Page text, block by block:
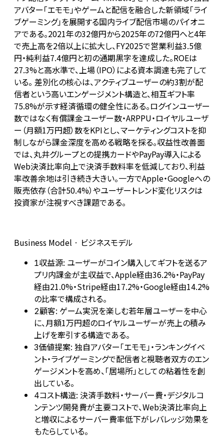
アバター「エモモ」やゲームと配信を融合した新領域「ライ
ブゲーミング」を展開する国内ライブ配信市場のパイオニ
アである。2021年の32億円から2025年の72億円へと4年
で売上高を2倍以上に拡大し、FY2025で営業利益3.5億
円・純利益7.4億円と初の通期黒字を達成した。ROEは
27.3%と高水準で、上場（IPO）による資本調達も完了して
いる。 差別化の核心は、アクティブユーザーの約3割が配
信者という高いエンゲージメント構造と、相互ギフト率
75.8%が示す経済循環の健全性にある。ログインユーザー
数ではなく有償課金ユーザー数・ARPPU・ロイヤルユーザ
ー（月額1万円超）数をKPIとし、マーケティングコストを抑
制しながら課金深度を高める戦略を採る。収益性改善面
では、丸井グループとの提携カードやPayPay導入による
Web決済比率向上で決済手数料率を低減しており、利益
率改善余地は引き続き大きい。一方でApple・Googleへの
販売依存（合計50.4%）やユーザートレンド変化リスクは
投資家が注視すべき課題である。
Business Model · ビジネスモデル
1収益源: ユーザーがコイン購入してギフトを送るア
プリ内課金が主収益で、Apple経由36.2%・PayPay
経由21.0%・Stripe経由17.2%・Google経由14.2%
の比率で構成される。
2顧客: ゲーム実況を楽しむ若年層ユーザーを中心
に、月額1万円超のロイヤルユーザーが売上の積み
上げを牽引する構造である。
3価値提案: 独自アバター「エモモ」・ランキングイベ
ント・ライブゲーミングで配信者と視聴者双方のエン
ゲージメントを高め、「居場所」としての粘着性を創
出している。
4コスト構造: 決済手数料・サーバー費・デジタルコ
ンテンツ開発費が主要コストで、Web決済比率向上
と増収によるサーバー費率低下がレバレッジ効果を
もたらしている。